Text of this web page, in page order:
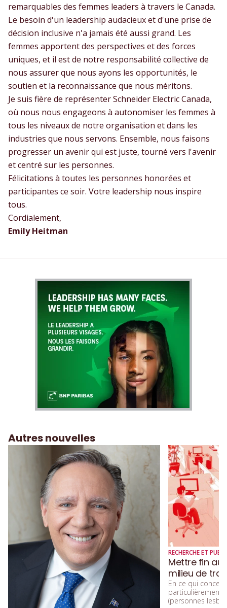
remarquables des femmes leaders à travers le Canada.
Le besoin d'un leadership audacieux et d'une prise de
décision inclusive n'a jamais été aussi grand. Les
femmes apportent des perspectives et des forces
uniques, et il est de notre responsabilité collective de
nous assurer que nous ayons les opportunités, le
soutien et la reconnaissance que nous méritons.
Je suis fière de représenter Schneider Electric Canada,
où nous nous engageons à autonomiser les femmes à
tous les niveaux de notre organisation et dans les
industries que nous servons. Ensemble, nous faisons
progresser un avenir qui est juste, tourné vers l'avenir
et centré sur les personnes.
Félicitations à toutes les personnes honorées et
participantes ce soir. Votre leadership nous inspire
tous.
Cordialement,
Emily Heitman
Autres nouvelles
RECHERCHE ET
Mettre fin au
milieu de
En ce qui
particulièrement
(personnes